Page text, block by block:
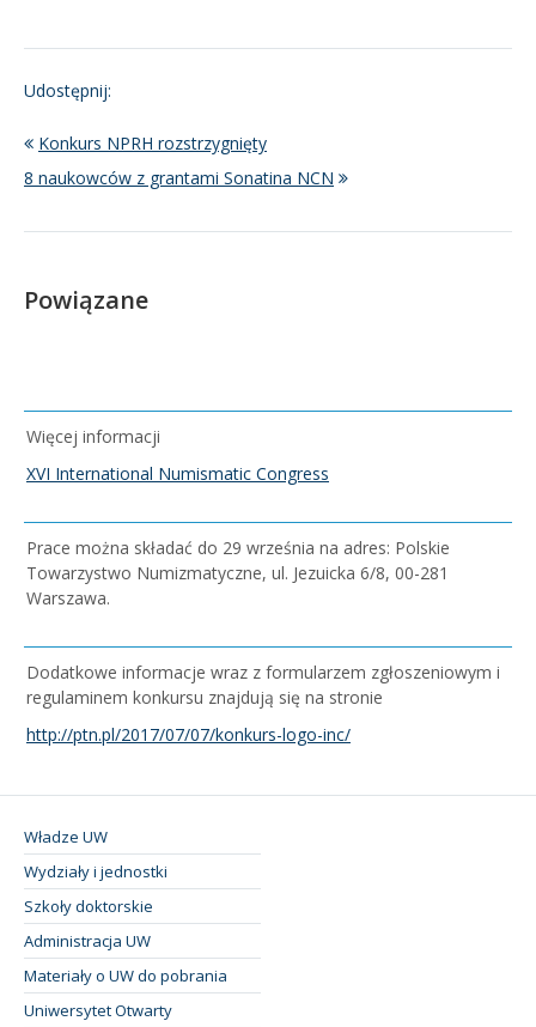
Udostępnij:
Konkurs NPRH rozstrzygnięty
8 naukowców z grantami Sonatina NCN
Powiązane
Więcej informacji
XVI International Numismatic Congress
Prace można składać do 29 września na adres: Polskie
Towarzystwo Numizmatyczne, ul. Jezuicka 6/8, 00-281
Warszawa.
Dodatkowe informacje wraz z formularzem zgłoszeniowym i
regulaminem konkursu znajdują się na stronie
http://ptn.pl/2017/07/07/konkurs-logo-inc/
Władze UW
Wydziały i jednostki
Szkoły doktorskie
Administracja UW
Materiały o UW do pobrania
Uniwersytet Otwarty